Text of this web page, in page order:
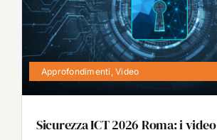
Approfondimenti ,Video
Sicurezza ICT 2026 Roma: i video